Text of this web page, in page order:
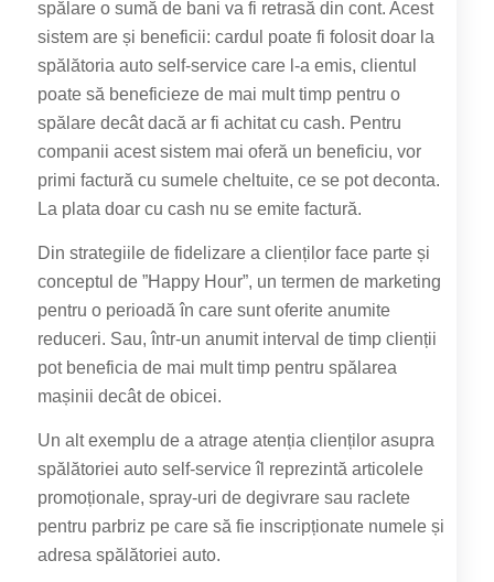
spălare o sumă de bani va fi retrasă din cont. Acest
sistem are și beneficii: cardul poate fi folosit doar la
spălătoria auto self-service care l-a emis, clientul
poate să beneficieze de mai mult timp pentru o
spălare decât dacă ar fi achitat cu cash. Pentru
companii acest sistem mai oferă un beneficiu, vor
primi factură cu sumele cheltuite, ce se pot deconta.
La plata doar cu cash nu se emite factură.
Din strategiile de fidelizare a clienților face parte și
conceptul de ”Happy Hour”, un termen de marketing
pentru o perioadă în care sunt oferite anumite
reduceri. Sau, într-un anumit interval de timp clienții
pot beneficia de mai mult timp pentru spălarea
mașinii decât de obicei.
Un alt exemplu de a atrage atenția clienților asupra
spălătoriei auto self-service îl reprezintă articolele
promoționale, spray-uri de degivrare sau raclete
pentru parbriz pe care să fie inscripționate numele și
adresa spălătoriei auto.